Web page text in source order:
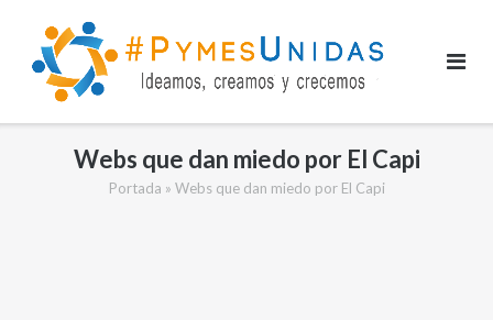
contenido
Webs que dan miedo por El Capi
Portada » Webs que dan miedo por El Capi